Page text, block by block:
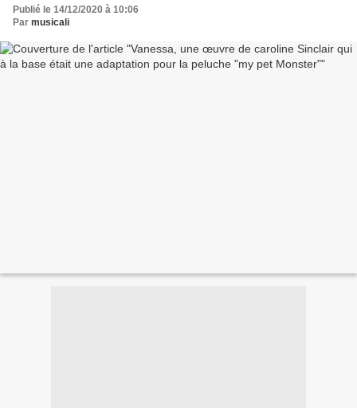
Publié le 14/12/2020 à 10:06
Par musicali